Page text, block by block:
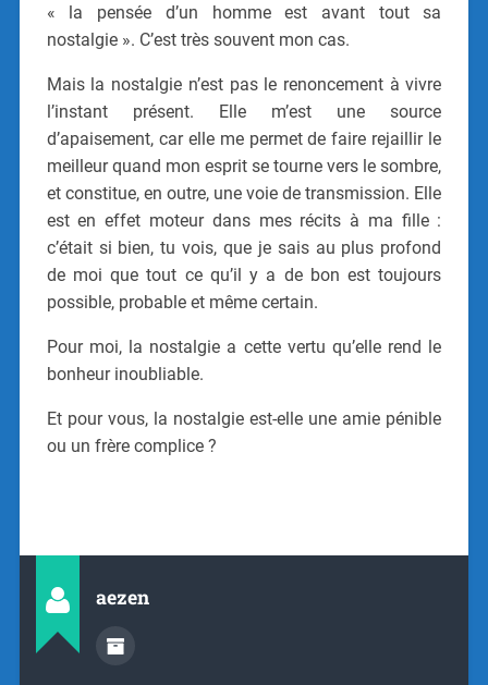
« la pensée d’un homme est avant tout sa
nostalgie ». C’est très souvent mon cas.
Mais la nostalgie n’est pas le renoncement à vivre
l’instant présent. Elle m’est une source
d’apaisement, car elle me permet de faire rejaillir le
meilleur quand mon esprit se tourne vers le sombre,
et constitue, en outre, une voie de transmission. Elle
est en effet moteur dans mes récits à ma fille :
c’était si bien, tu vois, que je sais au plus profond
de moi que tout ce qu’il y a de bon est toujours
possible, probable et même certain.
Pour moi, la nostalgie a cette vertu qu’elle rend le
bonheur inoubliable.
Et pour vous, la nostalgie est-elle une amie pénible
ou un frère complice ?
aezen